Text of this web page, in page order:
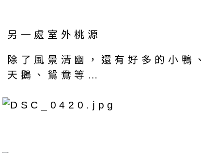
另一處室外桃源
除了風景清幽，還有好多的小鴨、
天鵝、鴛鴦等…